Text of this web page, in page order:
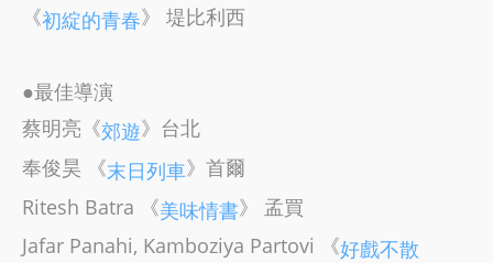
《初綻的青春》 堤比利西
●最佳導演
蔡明亮《郊遊》台北
奉俊昊 《末日列車》首爾
Ritesh Batra 《美味情書》 孟買
Jafar Panahi, Kamboziya Partovi 《好戲不散